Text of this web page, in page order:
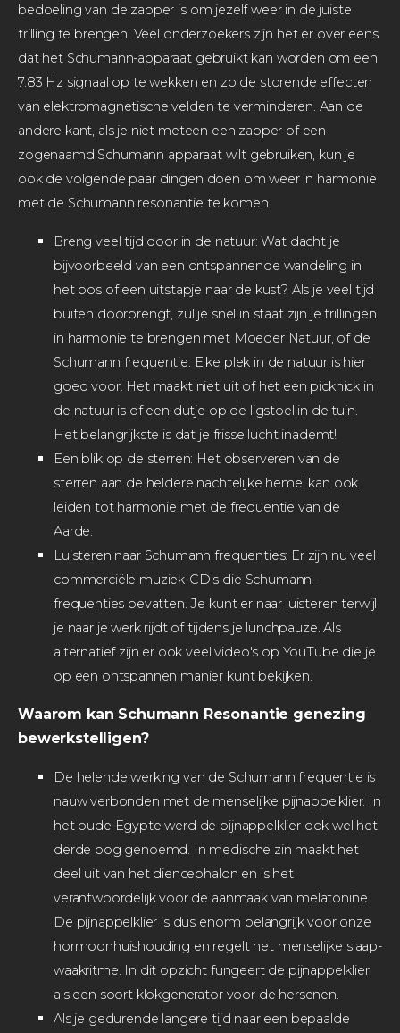
bedoeling van de zapper is om jezelf weer in de juiste
trilling te brengen. Veel onderzoekers zijn het er over eens
dat het Schumann-apparaat gebruikt kan worden om een
7.83 Hz signaal op te wekken en zo de storende effecten
van elektromagnetische velden te verminderen. Aan de
andere kant, als je niet meteen een zapper of een
zogenaamd Schumann apparaat wilt gebruiken, kun je
ook de volgende paar dingen doen om weer in harmonie
met de Schumann resonantie te komen.
Breng veel tijd door in de natuur: Wat dacht je
bijvoorbeeld van een ontspannende wandeling in
het bos of een uitstapje naar de kust? Als je veel tijd
buiten doorbrengt, zul je snel in staat zijn je trillingen
in harmonie te brengen met Moeder Natuur, of de
Schumann frequentie. Elke plek in de natuur is hier
goed voor. Het maakt niet uit of het een picknick in
de natuur is of een dutje op de ligstoel in de tuin.
Het belangrijkste is dat je frisse lucht inademt!
Een blik op de sterren: Het observeren van de
sterren aan de heldere nachtelijke hemel kan ook
leiden tot harmonie met de frequentie van de
Aarde.
Luisteren naar Schumann frequenties: Er zijn nu veel
commerciële muziek-CD's die Schumann-
frequenties bevatten. Je kunt er naar luisteren terwijl
je naar je werk rijdt of tijdens je lunchpauze. Als
alternatief zijn er ook veel video's op YouTube die je
op een ontspannen manier kunt bekijken.
Waarom kan Schumann Resonantie genezing
bewerkstelligen?
De helende werking van de Schumann frequentie is
nauw verbonden met de menselijke pijnappelklier. In
het oude Egypte werd de pijnappelklier ook wel het
derde oog genoemd. In medische zin maakt het
deel uit van het diencephalon en is het
verantwoordelijk voor de aanmaak van melatonine.
De pijnappelklier is dus enorm belangrijk voor onze
hormoonhuishouding en regelt het menselijke slaap-
waakritme. In dit opzicht fungeert de pijnappelklier
als een soort klokgenerator voor de hersenen.
Als je gedurende langere tijd naar een bepaalde